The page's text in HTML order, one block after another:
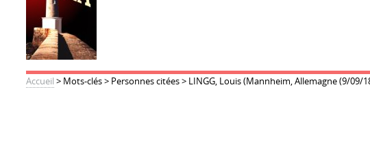
Accueil > Mots-clés> Personnes citées> LINGG, Louis (Mannheim, Allemagne (9/09/